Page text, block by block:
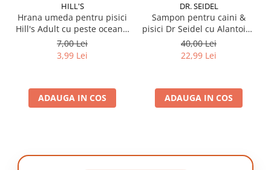
HILL'S
Hrana umeda pentru pisici
Hill's Adult cu peste oceanic
85 gr
7,00 Lei
3,99 Lei
ADAUGA IN COS
DR. SEIDEL
Sampon pentru caini &
pisici Dr Seidel cu Alantoina
220 ml
40,00 Lei
22,99 Lei
ADAUGA IN COS